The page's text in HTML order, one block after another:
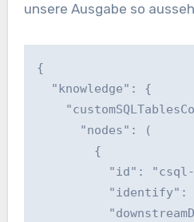
unsere Ausgabe so
{
  "knowledge": {
      "nodes": (
        {
"id":
"identify":